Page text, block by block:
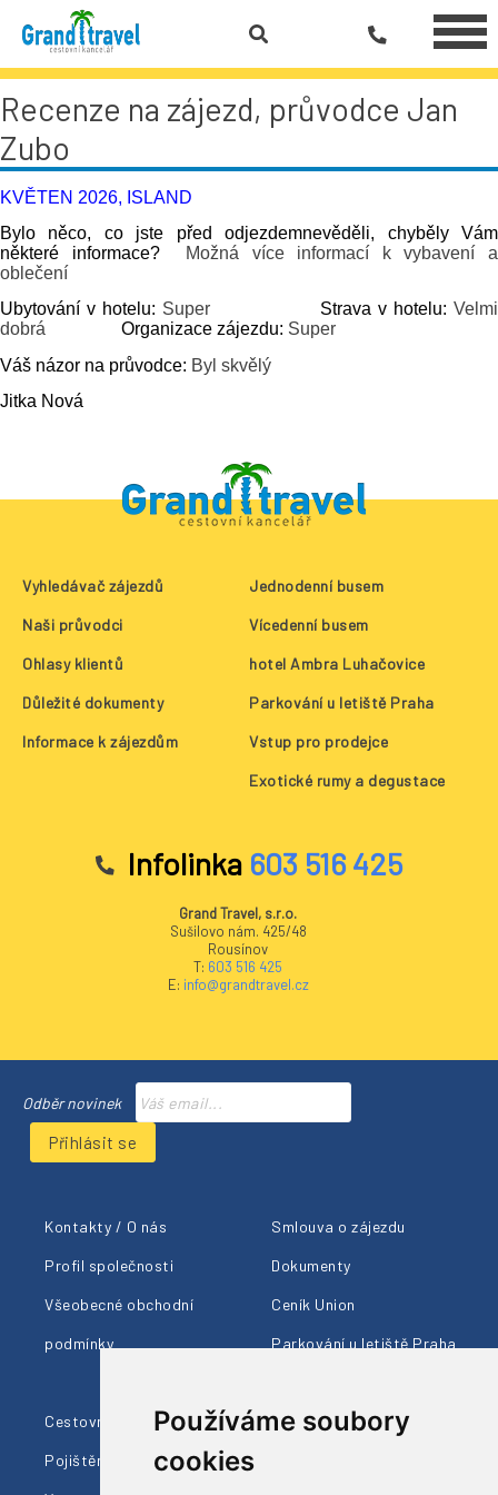
Používáme soubory
cookies
Recenze na zájezd, průvodce Jan
Zubo
KVĚTEN 2026, ISLAND
Bylo něco, co jste před odjezdemnevěděli, chyběly Vám
některé informace?
Možná více informací k vybavení a
oblečení
Ubytování v hotelu: Super Strava v hotelu:Velmi
dobrá Organizace zájezdu: Super
Váš názor na průvodce: Byl skvělý
Jitka Nová
Vyhledávač zájezdů
Naši průvodci
Ohlasy klientů
Jednodenní busem
Vícedenní busem
hotel Ambra Luhačovice
Důležité dokumenty
Informace k zájezdům
Parkování u letiště Praha
Vstup pro prodejce
Exotické rumy a degustace
Infolinka 603 516 425
Grand Travel, s.r.o.
Sušilovo nám. 425/48
Rousínov
T: 603 516 425
E: info@grandtravel.cz
Odběr novinek
Přihlásit se
Kontakty / O nás
Profil společnosti
Všeobecné obchodní
podmínky
Smlouva o zájezdu
Dokumenty
Ceník Union
Parkování u letiště Praha
Cestovní pojištění
Pojištění proti úpadku
Ohlasy klientů